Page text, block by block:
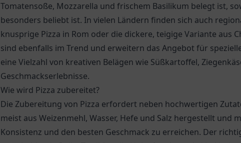
Tomatensoße, Mozzarella und frischem Basilikum belegt ist,
besonders beliebt ist. In vielen Ländern finden sich auch
knusprige Pizza in Rom oder die dickere, teigige Variante aus
sind ebenfalls im Trend und erweitern das Angebot für
eine Vielzahl von kreativen Belägen wie Süßkartoffel,
Geschmackserlebnisse.
Wie wird Pizza zubereitet?
Die Zubereitung von Pizza erfordert neben hochwertigen
meist aus Weizenmehl, Wasser, Hefe und Salz hergestellt und
Konsistenz und den besten Geschmack zu erreichen. Der